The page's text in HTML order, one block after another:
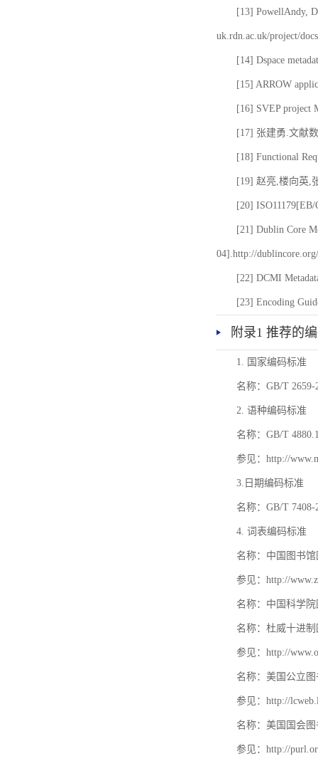
[13] PowellAndy,
uk.rdn.ac.uk/project/
[14] Dspace
[15] ARROW
[16] SVEP project
[17] 张建勇.文献
[18] Functional
[19] 赵亮,楼向英,
[20] ISO11179[EB/
[21] Dublin Core
04].http://
[22] DCMI
[23] Encoding
附录1 推荐的
1. 国家编码标准
名称：GB/T
2. 语种编码标准
名称：GB/T
参见：http://
3.日期编码标准
名称：GB/T
4. 词表编码标准
名称：中国图书
参见：http://
名称：中国科学
名称：杜威十进
参见：http://
名称：美国公立
参见：http://
名称：美国国会
参见：http://